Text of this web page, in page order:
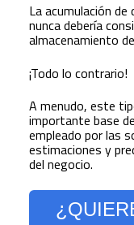
La acumulación
nunca debería
almacenamiento
¡Todo lo contrario!
A menudo, este
importante base
empleado por las
estimaciones y
del negocio.